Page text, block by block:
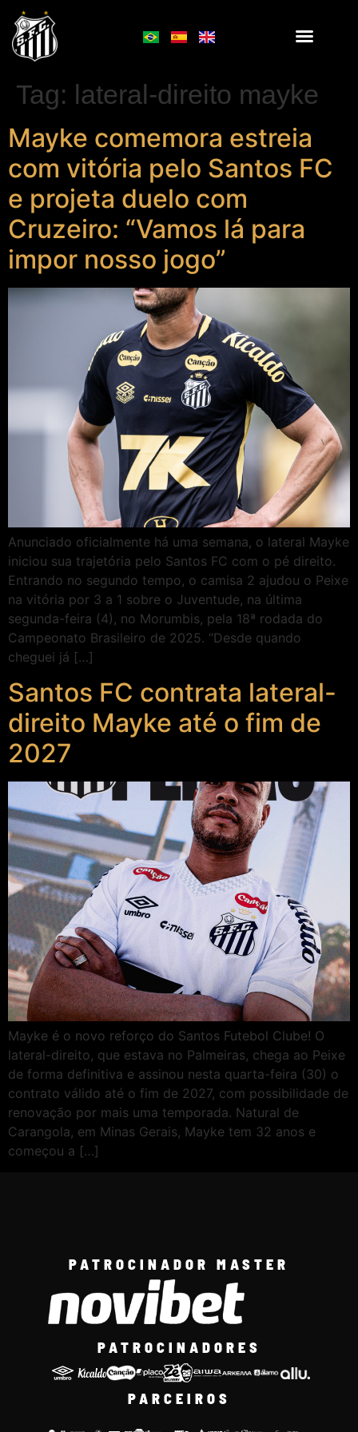
Tag: lateral-direito mayke
Mayke comemora estreia
com vitória pelo Santos FC
e projeta duelo com
Cruzeiro: “Vamos lá para
impor nosso jogo”
Anunciado oficialmente há uma semana, o lateral Mayke
iniciou sua trajetória pelo Santos FC com o pé direito.
Entrando no segundo tempo, o camisa 2 ajudou o Peixe
na vitória por 3 a 1 sobre o Juventude, na última
segunda-feira (4), no Morumbis, pela 18ª rodada do
Campeonato Brasileiro de 2025. “Desde quando
cheguei já […]
Santos FC contrata lateral-
direito Mayke até o fim de
2027
Mayke é o novo reforço do Santos Futebol Clube! O
lateral-direito, que estava no Palmeiras, chega ao Peixe
de forma definitiva e assinou nesta quarta-feira (30) o
contrato válido até o fim de 2027, com possibilidade de
renovação por mais uma temporada. Natural de
Carangola, em Minas Gerais, Mayke tem 32 anos e
começou a […]
PATROCINADOR MASTER
PATROCINADORES
PARCEIROS